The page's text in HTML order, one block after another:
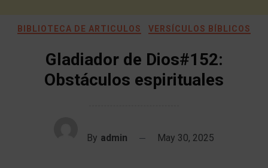
BIBLIOTECA DE ARTICULOS VERSÍCULOS BÍBLICOS
Gladiador de Dios#152:
Obstáculos espirituales
By admin May 30, 2025